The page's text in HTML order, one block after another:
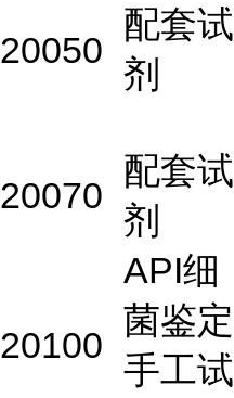
20050
配套试
剂
20070
配套试
剂
20100
API细
菌鉴定
手工试